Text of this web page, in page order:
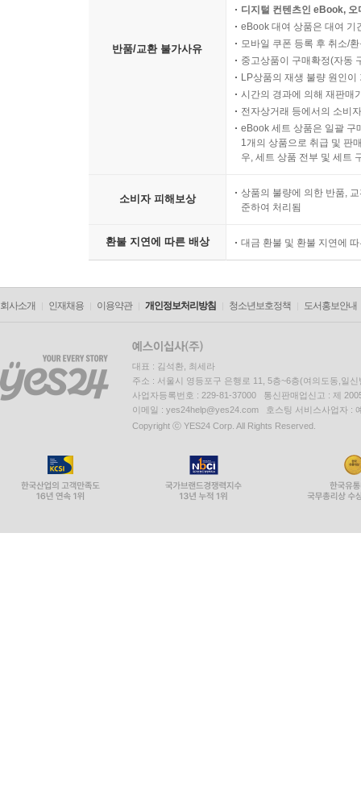
반품/교환 불가사유
디지털 컨텐츠인 eBook,
eBook 대여 상품은 대여 기
모바일 쿠폰 등록 후 취소/
중고상품이 구매확정(자동
LP상품의 재생 불량 원인
시간의 경과에 의해 재판매
전자상거래 등에서의 소비
eBook 세트 상품은 일괄 구
1개의 상품으로 취급 및 판
우, 세트 상품 전부 및 세트
소비자 피해보상
상품의 불량에 의한 반품,
준하여 처리됨
환불 지연에 따른 배상 대금 환불 및 환불 지연에
회사소개 인재채용 이용약관 개인정보처리방침 청소년보호정책 도서홍보안내
대표 : 김석환, 최세라
주소 : 서울시 영등포구 은행로 11, 5층~6층(여의도동,일신
사업자등록번호 : 229-81-37000 통신판매업신고 : 제
이메일 : yes24help@yes24.com 호스팅 서비스사업자 :
Copyright ⓒ YES24 Corp. All Rights Reserved.